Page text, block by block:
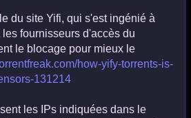
du site Yifi, qui s'est ingénié à
fournisseurs d'accès du
le blocage pour mieux le
how-yify-torrents-is-
131214
les IPs indiquées dans le